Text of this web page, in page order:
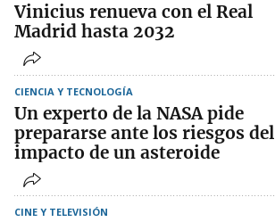
Vinicius renueva con el Real
Madrid hasta 2032
CIENCIA Y TECNOLOGÍA
Un experto de la NASA pide
prepararse ante los riesgos del
impacto de un asteroide
CINE Y TELEVISIÓN